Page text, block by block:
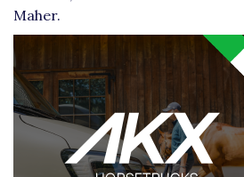
Maher.